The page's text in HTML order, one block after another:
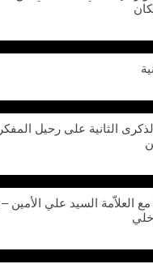
الثانية على رحيل
مع العلاّمة السيد علي الأمين